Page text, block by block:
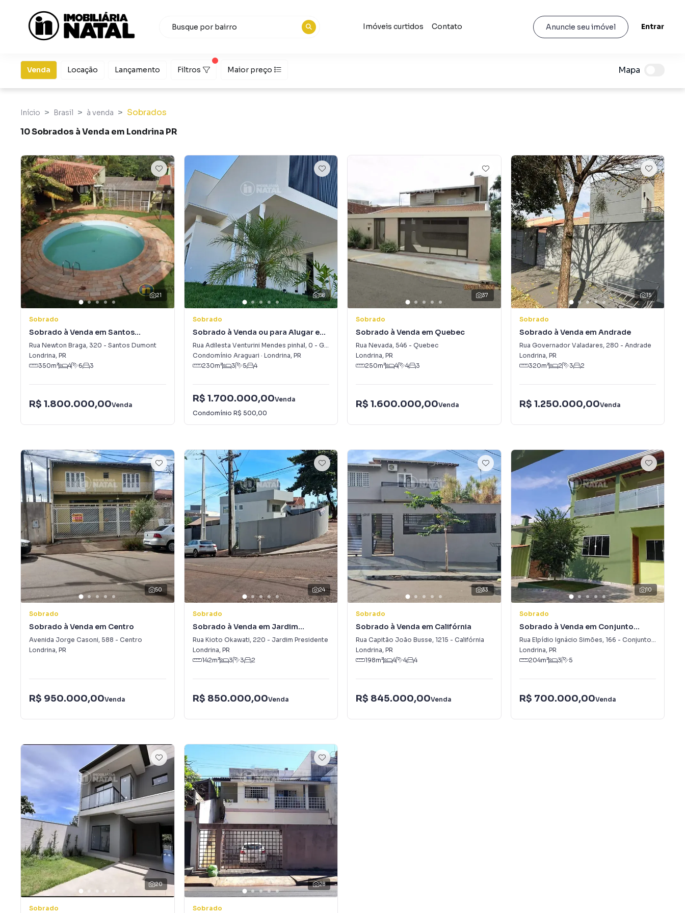
Imóveis curtidos Contato Anuncie seu imóvel Entrar
Venda Locação Lançamento Filtros Maior preço Mapa
Início Brasil à venda
Sobrados
10 Sobrados à Venda em Londrina PR
21
Sobrado
Sobrado à Venda em Santos
Dumont
Rua Newton Braga, 320 - Santos Dumont
Londrina, PR
350m² 4 6 3
R$ 1.800.000,00Venda
58
Sobrado
Sobrado à Venda ou para Alugar em
Gleba Simon Frazer
Rua Adilesta Venturini Mendes pinhal, 0 - Gleba Simon Frazer
Condomínio Araguari · Londrina, PR
230m² 3 5 4
R$ 1.700.000,00Venda
Condomínio R$ 500,00
37
Sobrado
Sobrado à Venda em Quebec
Rua Nevada, 546 - Quebec
Londrina, PR
250m² 4 4 3
R$ 1.600.000,00Venda
15
Sobrado
Sobrado à Venda em Andrade
Rua Governador Valadares, 280 - Andrade
Londrina, PR
320m² 2 3 2
R$ 1.250.000,00Venda
50
Sobrado
Sobrado à Venda em Centro
Avenida Jorge Casoni, 588 - Centro
Londrina, PR
R$ 950.000,00Venda
24
Sobrado
Sobrado à Venda em Jardim
Presidente
Rua Kioto Okawati, 220 - Jardim Presidente
Londrina, PR
142m² 3 3 2
R$ 850.000,00Venda
33
Sobrado
Sobrado à Venda em Califórnia
Rua Capitão João Busse, 1215 - Califórnia
Londrina, PR
198m² 4 4 4
R$ 845.000,00Venda
10
Sobrado
Sobrado à Venda em Conjunto
Habitacional José Garcia Molina
Rua Elpídio Ignácio Simões, 166 - Conjunto Habitacional José Garcia Molina
Londrina, PR
204m² 3 5
R$ 700.000,00Venda
20
Sobrado
28
Sobrado